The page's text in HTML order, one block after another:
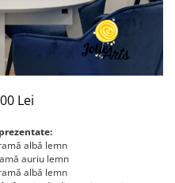
Lei
albă lemn
auriu lemn
albă lemn